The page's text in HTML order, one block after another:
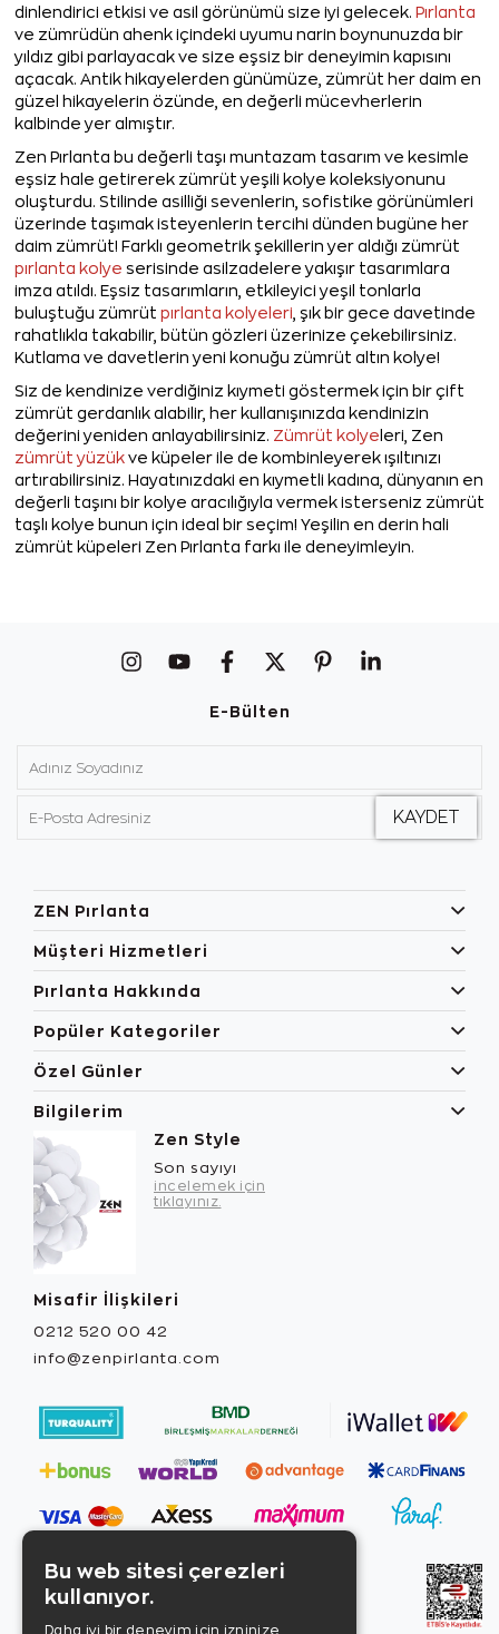
dinlendirici etkisi ve asil görünümü size iyi gelecek. Pırlanta
ve zümrüdün ahenk içindeki uyumu narin boynunuzda bir
yıldız gibi parlayacak ve size eşsiz bir deneyimin kapısını
açacak. Antik hikayelerden günümüze, zümrüt her daim en
güzel hikayelerin özünde, en değerli mücevherlerin
kalbinde yer almıştır.
Zen Pırlanta bu değerli taşı muntazam tasarım ve kesimle
eşsiz hale getirerek zümrüt yeşili kolye koleksiyonunu
oluşturdu. Stilinde asilliği sevenlerin, sofistike görünümleri
üzerinde taşımak isteyenlerin tercihi dünden bugüne her
daim zümrüt! Farklı geometrik şekillerin yer aldığı zümrüt
pırlanta kolye serisinde asilzadelere yakışır tasarımlara
imza atıldı. Eşsiz tasarımların, etkileyici yeşil tonlarla
buluştuğu zümrüt pırlanta kolyeleri , şık bir gece davetinde
rahatlıkla takabilir, bütün gözleri üzerinize çekebilirsiniz.
Kutlama ve davetlerin yeni konuğu zümrüt altın kolye!
Siz de kendinize verdiğiniz kıymeti göstermek için bir çift
zümrüt gerdanlık alabilir, her kullanışınızda kendinizin
değerini yeniden anlayabilirsiniz. Zümrüt kolye leri, Zen
zümrüt yüzük ve küpeler ile de kombinleyerek ışıltınızı
artırabilirsiniz. Hayatınızdaki en kıymetli kadına, dünyanın en
değerli taşını bir kolye aracılığıyla vermek isterseniz zümrüt
taşlı kolye bunun için ideal bir seçim! Yeşilin en derin hali
zümrüt küpeleri Zen Pırlanta farkı ile deneyimleyin.
E-Bülten
ZEN Pırlanta
Müşteri Hizmetleri
Pırlanta Hakkında
Popüler Kategoriler
Özel Günler
Bilgilerim
Zen Style
Son sayıyı
incelemek için
tıklayınız.
Misafir İlişkileri
0212 520 00 42
info@zenpirlanta.com
Bu web sitesi çerezleri
kullanıyor.
Daha iyi bir deneyim için izninize